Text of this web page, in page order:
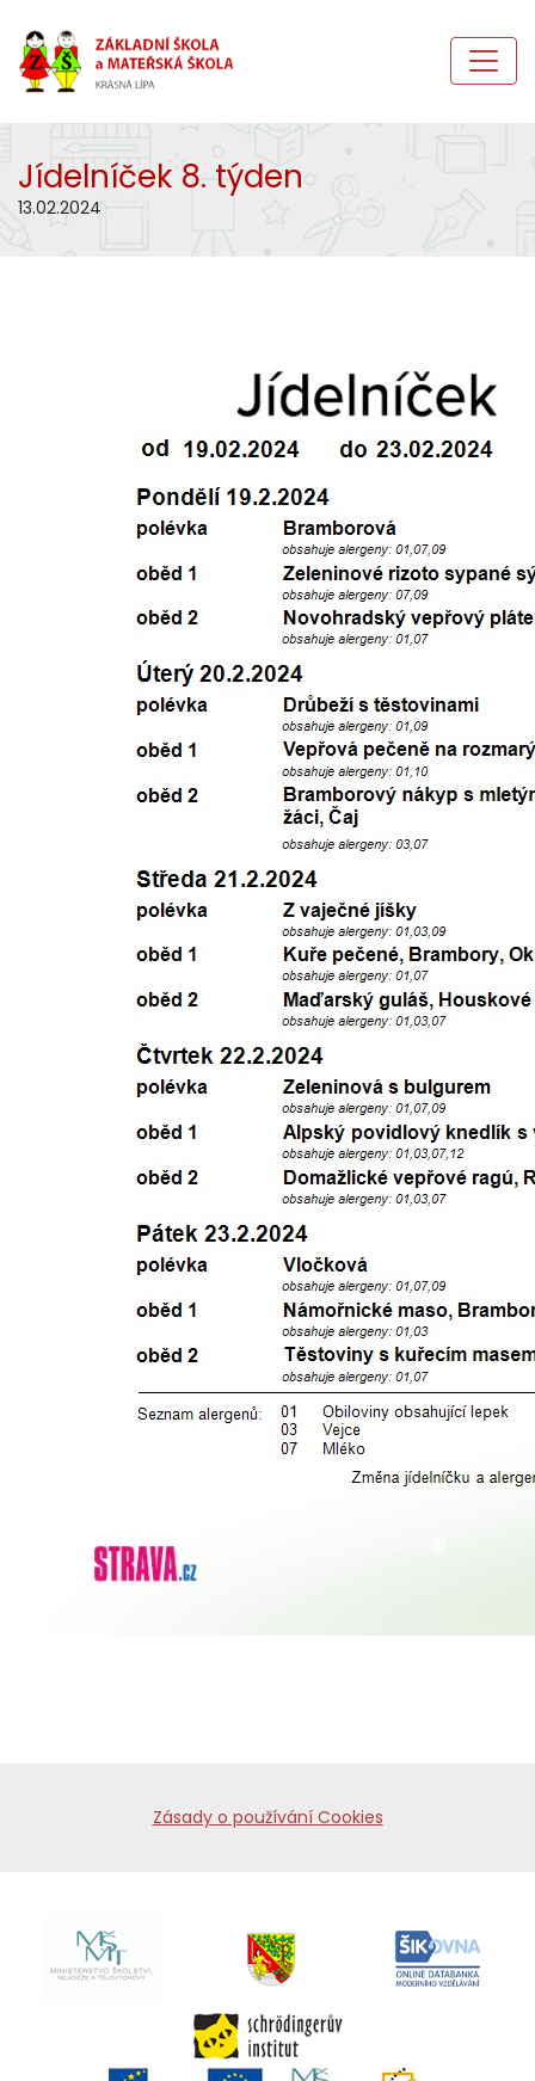
Jídelníček 8. týden
13.02.2024
Zásady o používání Cookies